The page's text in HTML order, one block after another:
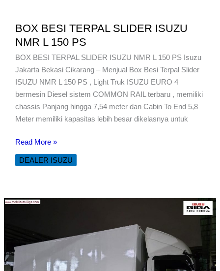
BOX BESI TERPAL SLIDER ISUZU
NMR L 150 PS
BOX BESI TERPAL SLIDER ISUZU NMR L 150 PS Isuzu
Jakarta Bekasi Cikarang – Menjual Box Besi Terpal Slider
ISUZU NMR L 150 PS , Light Truk ISUZU EURO 4
bermesin Diesel sistem COMMON RAIL terbaru , memiliki
chassis Panjang hingga 7,54 meter dan Cabin To End 5,8
Meter memiliki kapasitas lebih besar dikelasnya untuk
BOX
BESI
TERPAL
NMR
Read More »
DEALER ISUZU